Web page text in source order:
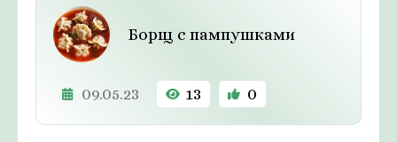
Борщ с пампушками
09.05.23 13 0